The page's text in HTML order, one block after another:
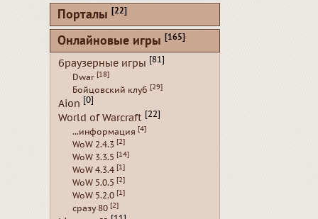
Порталы [22]
Онлайновые игры [165]
браузерные игры [81]
Dwar [18]
Бойцовский клуб [29]
Aion [0]
World of Warcraft [22]
...информация [4]
WoW 2.4.3 [2]
WoW 3.3.5 [14]
WoW 4.3.4 [1]
WoW 5.0.5 [2]
WoW 5.2.0 [1]
сразу 80 [2]